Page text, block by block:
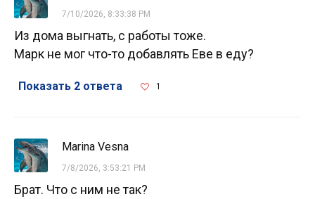
7/10/2026, 8:33:38 PM
Из дома выгнать, с работы тоже.
Марк не мог что-то добавлять Еве в еду?
Показать 2 ответа 1
Marina Vesna
7/8/2026, 3:53:21 PM
Брат. Что с ним не так?